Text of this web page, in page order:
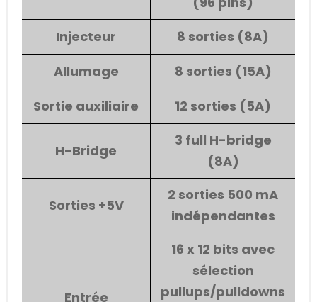
Injecteur
8 sorties (8A)
Allumage
8 sorties (15A)
Sortie auxiliaire
12 sorties (5A)
H-Bridge
3 full H-bridge
(8A)
Sorties +5V
2 sorties 500 mA
indépendantes
Entrée
16 x 12 bits avec
sélection
pullups/pulldowns